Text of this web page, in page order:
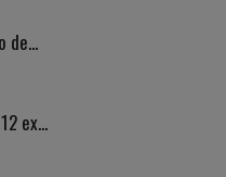
de...
ex...